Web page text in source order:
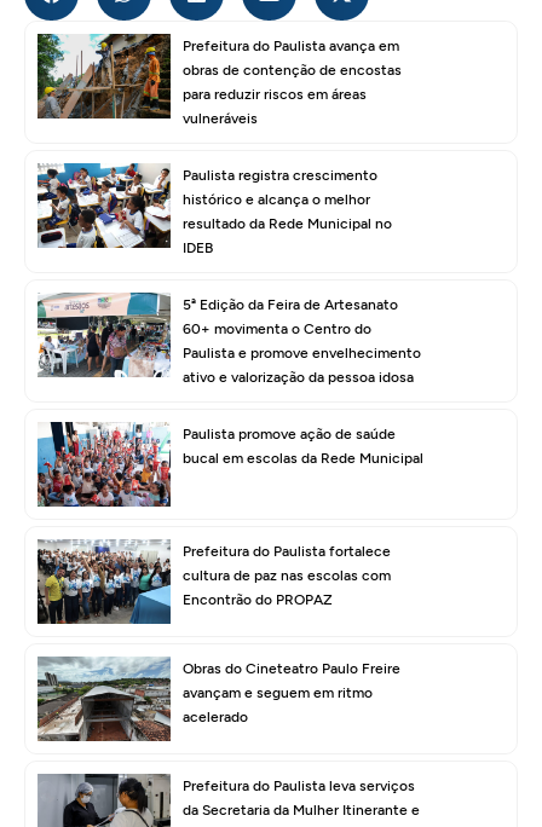
Prefeitura do Paulista avança em
obras de contenção de encostas
para reduzir riscos em áreas
vulneráveis
Paulista registra crescimento
histórico e alcança o melhor
resultado da Rede Municipal no
IDEB
5ª Edição da Feira de Artesanato
60+ movimenta o Centro do
Paulista e promove envelhecimento
ativo e valorização da pessoa idosa
Paulista promove ação de saúde
bucal em escolas da Rede Municipal
Prefeitura do Paulista fortalece
cultura de paz nas escolas com
Encontrão do PROPAZ
Obras do Cineteatro Paulo Freire
avançam e seguem em ritmo
acelerado
Prefeitura do Paulista leva serviços
da Secretaria da Mulher Itinerante e